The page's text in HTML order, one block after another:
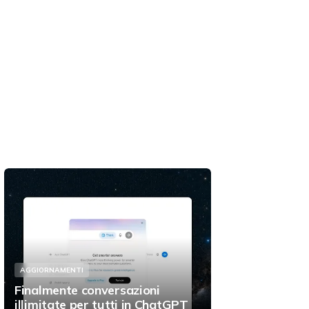
AGGIORNAMENTI
Finalmente conversazioni
illimitate per tutti in ChatGPT